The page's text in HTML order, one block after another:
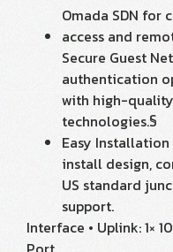
Omada SDN for
access and
Secure Guest
authentication
with high-
technologies.§
Easy
install design,
US standard
support.
Interface • Uplink: 1×